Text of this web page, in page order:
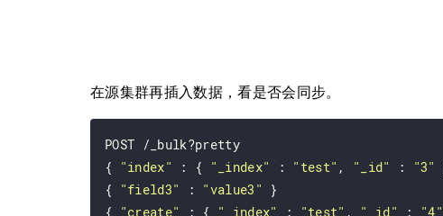
在源集群再插入数据，看是否会同步。
POST /_bulk?pretty
{
"index" : { "_index" : "test" , "_id" : "3"
{
"field3" : "value3"
}
{
"create" : { "_index" : "test" , "_id" : "4"